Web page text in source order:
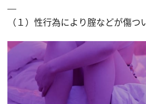
（１）性行為により腟などが傷つ